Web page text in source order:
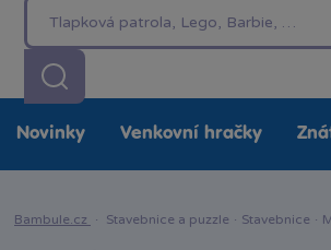
Novinky Venkovní hračky
Bambule.cz · Stavebnice a puzzle · Stavebnice ·